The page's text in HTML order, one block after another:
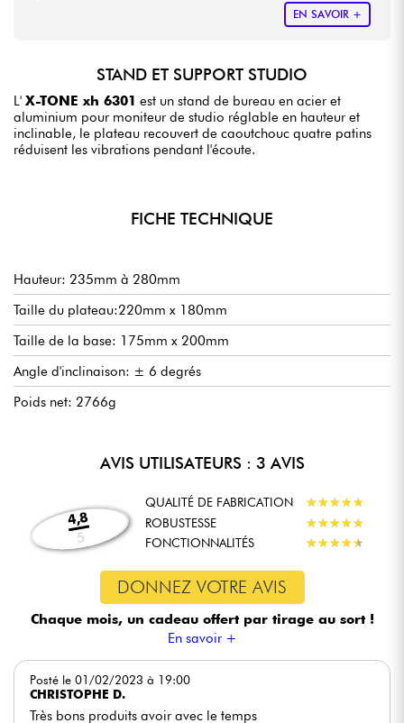
EN SAVOIR +
STAND ET SUPPORT STUDIO
L' X-TONE xh 6301 est un stand de bureau en acier et
aluminium pour moniteur de studio réglable en hauteur et
inclinable, le plateau recouvert de caoutchouc quatre patins
réduisent les vibrations pendant l'écoute.
FICHE TECHNIQUE
Hauteur: 235mm à 280mm
Taille du plateau:220mm x 180mm
Taille de la base: 175mm x 200mm
Angle d'inclinaison: ± 6 degrés
Poids net: 2766g
AVIS UTILISATEURS : 3 AVIS
4,8
5
QUALITÉ DE FABRICATION ★★★★★
★★★★★
ROBUSTESSE
★★★★★
★★★★★
FONCTIONNALITÉS
★★★★★
★★★★★
DONNEZ VOTRE AVIS
Chaque mois, un cadeau offert par tirage au sort !
En savoir +
Posté le 01/02/2023 à 19:00
CHRISTOPHE D.
Très bons produits avoir avec le temps